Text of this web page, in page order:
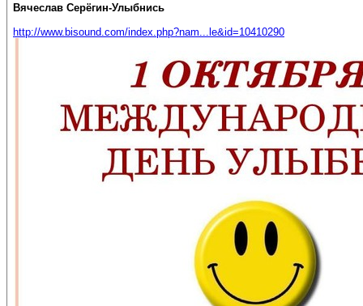
Вячеслав Серёгин-Улыбнись
http://www.bisound.com/index.php?nam...le&id=10410290